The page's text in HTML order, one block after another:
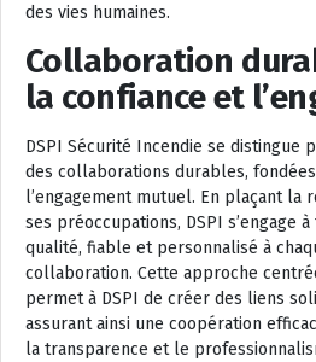
des vies humaines.
Collaboration
la confiance et
DSPI Sécurité Incendie se distingue
des collaborations durables,
l’engagement mutuel. En plaçant
ses préoccupations, DSPI s’engage
qualité, fiable et personnalisé à
collaboration. Cette approche
permet à DSPI de créer des liens
assurant ainsi une coopération
la transparence et le